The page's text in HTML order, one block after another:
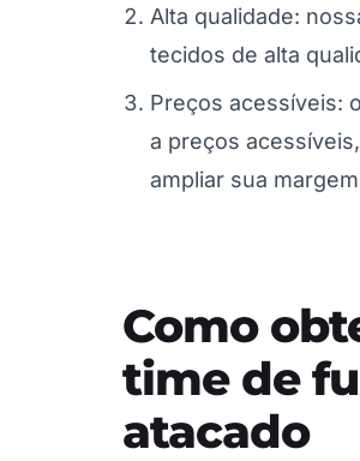
Alta qualidade:
tecidos de alta
Preços acessíveis:
a preços
ampliar sua
Como
time de
atacado